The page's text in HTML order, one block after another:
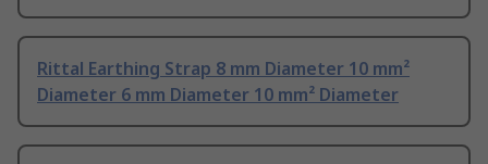
Rittal Earthing Strap 8 mm Diameter 10 mm²
Diameter 6 mm Diameter 10 mm² Diameter